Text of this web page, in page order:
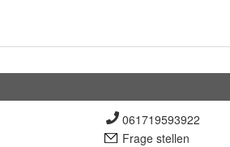
061719593922
Frage stellen